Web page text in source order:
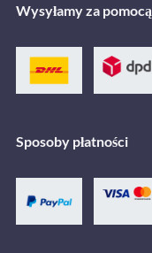
Wysyłamy za pomocą
Sposoby płatności